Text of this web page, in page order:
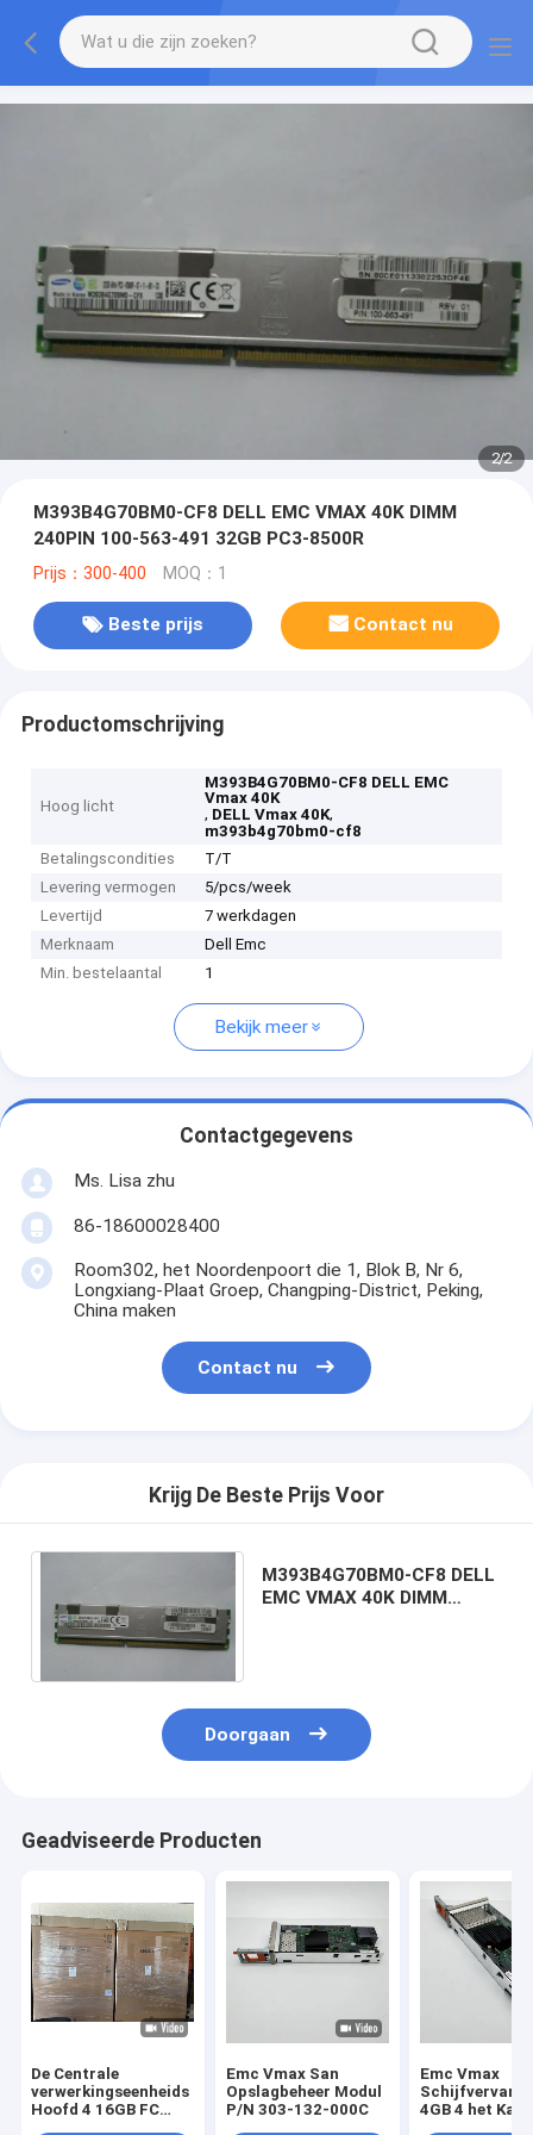
2/2
M393B4G70BM0-CF8 DELL EMC VMAX 40K DIMM
240PIN 100-563-491 32GB PC3-8500R
Prijs：300-400 MOQ：1
Beste prijs Contact nu
Productomschrijving
Hoog licht
M393B4G70BM0-CF8 DELL EMC
Vmax 40K
, DELL Vmax 40K,
m393b4g70bm0-cf8
Betalingscondities
T/T
Levering vermogen
5/pcs/week
Levertijd
7 werkdagen
Merknaam
Dell Emc
Min. bestelaantal
1
Bekijk meer
Contactgegevens
Ms. Lisa zhu
86-18600028400
Room302, het Noordenpoort die 1, Blok B, Nr 6,
Longxiang-Plaat Groep, Changping-District, Peking,
China maken
Contact nu
Krijg De Beste Prijs Voor
M393B4G70BM0-CF8 DELL
EMC VMAX 40K DIMM
Doorgaan
Geadviseerde Producten
De Centrale
verwerkingseenheids
Hoofd 4 16GB FC
Emc Vmax San
Opslagbeheer Modul
P/N 303-132-000C
Emc Vmax
4GB 4 het